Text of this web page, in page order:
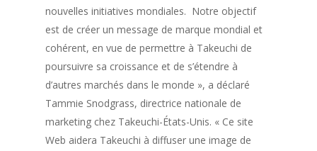
nouvelles initiatives mondiales. Notre objectif
est de créer un message de marque mondial et
cohérent, en vue de permettre à Takeuchi de
poursuivre sa croissance et de s’étendre à
d’autres marchés dans le monde », a déclaré
Tammie Snodgrass, directrice nationale de
marketing chez Takeuchi-États-Unis. « Ce site
Web aidera Takeuchi à diffuser une image de